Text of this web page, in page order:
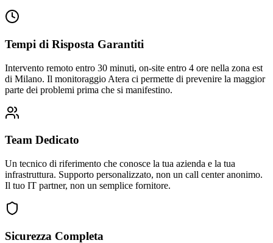
Tempi di Risposta Garantiti
Intervento remoto entro 30 minuti, on-site entro 4 ore nella zona est
di Milano. Il monitoraggio Atera ci permette di prevenire la maggior
parte dei problemi prima che si manifestino.
Team Dedicato
Un tecnico di riferimento che conosce la tua azienda e la tua
infrastruttura. Supporto personalizzato, non un call center anonimo.
Il tuo IT partner, non un semplice fornitore.
Sicurezza Completa